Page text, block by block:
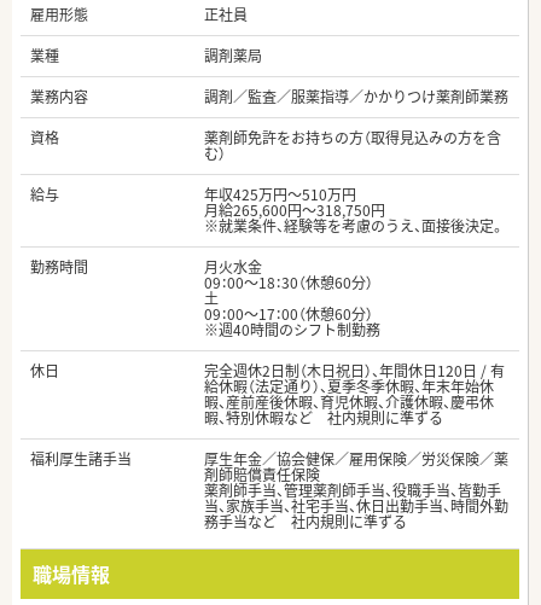
雇用形態
正社員
業種
調剤薬局
業務内容
調剤／監査／服薬指導／かかりつけ薬剤師業務
資格
薬剤師免許をお持ちの方（取得見込みの方を含
む）
給与
年収425万円～510万円
月給265,600円～318,750円
※就業条件、経験等を考慮のうえ、面接後決定。
勤務時間
月火水金
09：00～18：30（休憩60分）
土
09：00～17：00（休憩60分）
※週40時間のシフト制勤務
休日
完全週休2日制（木日祝日）、年間休日120日 / 有
給休暇（法定通り）、夏季冬季休暇、年末年始休
暇、産前産後休暇、育児休暇、介護休暇、慶弔休
暇、特別休暇など 社内規則に準ずる
福利厚生諸手当
厚生年金／協会健保／雇用保険／労災保険／薬
剤師賠償責任保険
薬剤師手当、管理薬剤師手当、役職手当、皆勤手
当、家族手当、社宅手当、休日出勤手当、時間外勤
務手当など 社内規則に準ずる
職場情報